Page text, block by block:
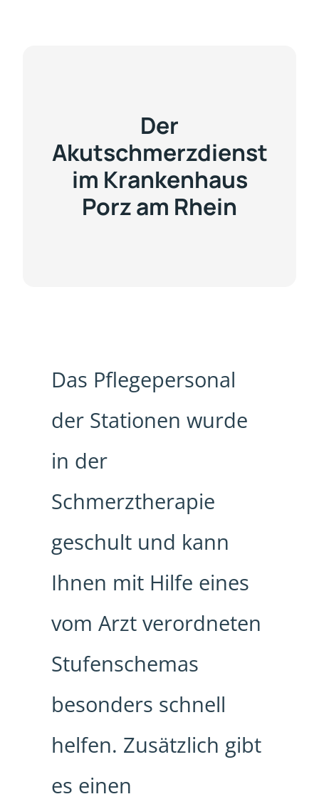
Der
Akutschmerzdienst
im Krankenhaus
Porz am Rhein
Das Pflegepersonal
der Stationen wurde
in der
Schmerztherapie
geschult und kann
Ihnen mit Hilfe eines
vom Arzt verordneten
Stufenschemas
besonders schnell
helfen. Zusätzlich gibt
es einen